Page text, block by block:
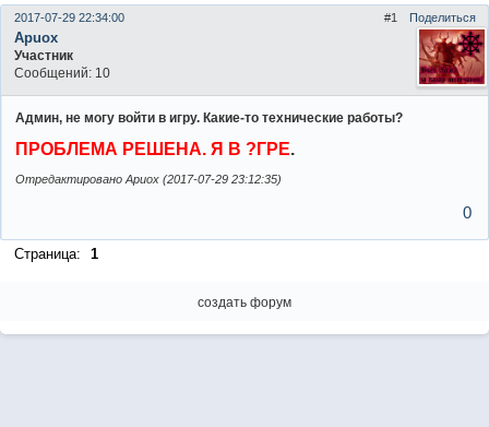
Поделиться
1
2017-07-29 22:34:00
Apuox
Участник
Сообщений: 10
Админ, не могу войти в игру. Какие-то технические работы?
ПРОБЛЕМА РЕШЕНА. Я В ?ГРЕ.
Отредактировано Apuox (2017-07-29 23:12:35)
0
Страница: 1
создать форум